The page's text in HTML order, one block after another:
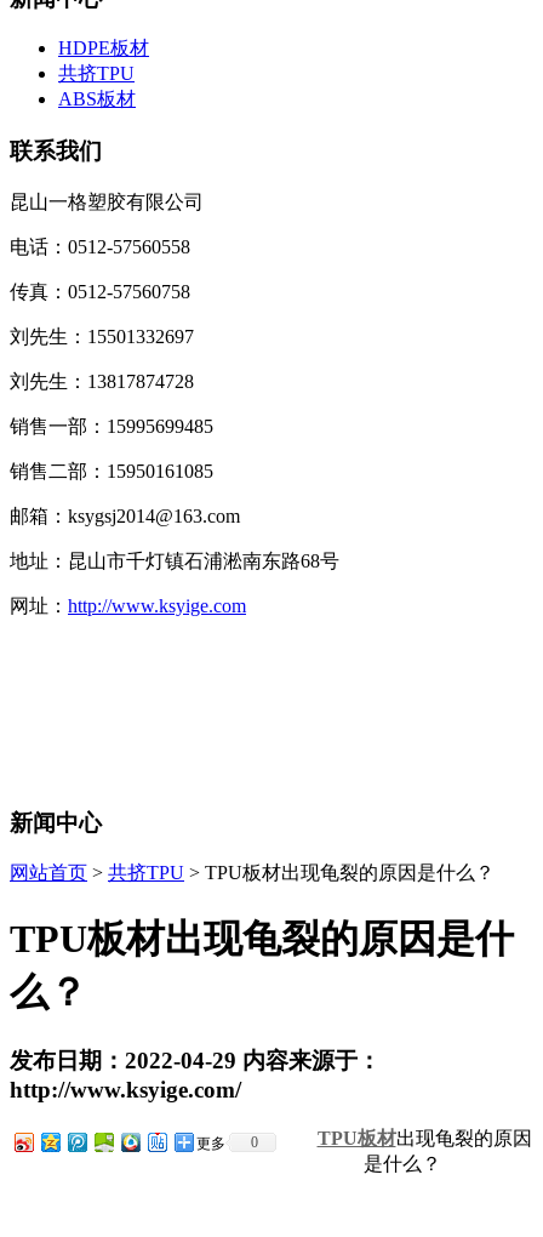
HDPE板材
共挤TPU
ABS板材
联系我们
昆山一格塑胶有限公司
电话：0512-57560558
传真：0512-57560758
刘先生：15501332697
刘先生：13817874728
销售一部：15995699485
销售二部：15950161085
邮箱：ksygsj2014@163.com
地址：昆山市千灯镇石浦淞南东路68号
网址： http://www.ksyige.com
新闻中心
网站首页 > 共挤TPU > ​TPU板材出现龟裂的原因是什么？
​TPU板材出现龟裂的原因是什
么？
发布日期：2022-04-29 内容来源于：
http://www.ksyige.com/
更多 0 TPU板材出现龟裂的原因
是什么？